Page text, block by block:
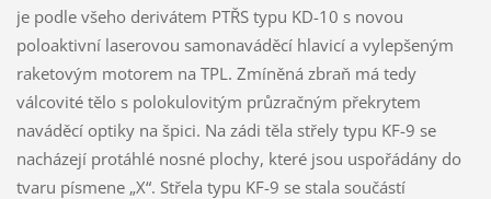
je podle všeho derivátem PTŘS typu KD-10 s novou
poloaktivní laserovou samonaváděcí hlavicí a vylepšeným
raketovým motorem na TPL. Zmíněná zbraň má tedy
válcovité tělo s polokulovitým průzračným překrytem
naváděcí optiky na špici. Na zádi těla střely typu KF-9 se
nacházejí protáhlé nosné plochy, které jsou uspořádány do
tvaru písmene „X“. Střela typu KF-9 se stala součástí